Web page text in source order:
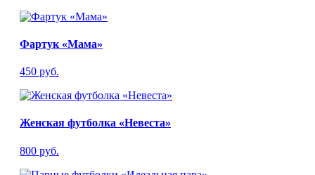
Фартук «Мама»
450 руб.
Женская футболка «Невеста»
800 руб.